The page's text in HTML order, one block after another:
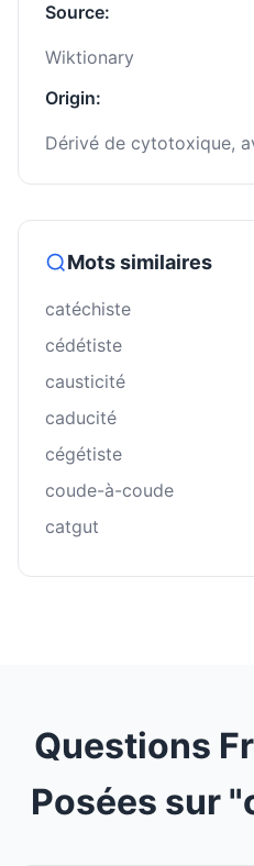
Source:
Wiktionary
Origin:
Dérivé de cytotoxique,
Mots similaires
catéchiste
cédétiste
causticité
caducité
cégétiste
coude-à-coude
catgut
Questions
Posées sur